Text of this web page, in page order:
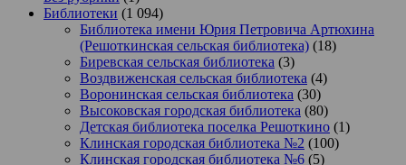
Библиотеки (1 094)
Библиотека имени Юрия Петровича Артюхина
(Решоткинская сельская библиотека) (18)
Биревская сельская библиотека (3)
Воздвиженская сельская библиотека (4)
Воронинская сельская библиотека (30)
Высоковская городская библиотека (80)
Детская библиотека поселка Решоткино (1)
Клинская городская библиотека №2 (100)
Клинская городская библиотека №6 (5)